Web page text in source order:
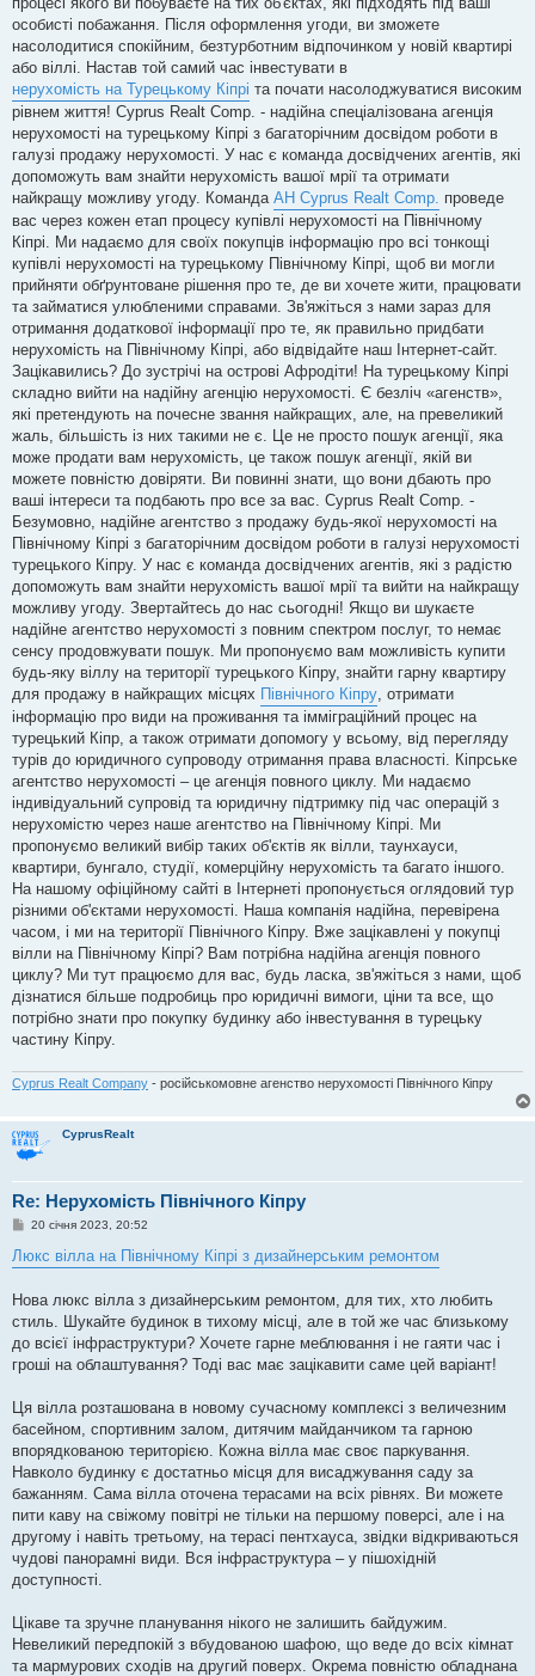
особисті побажання. Після оформлення угоди, ви зможете
насолодитися спокійним, безтурботним відпочинком у новій квартирі
або віллі. Настав той самий час інвестувати в
нерухомість на Турецькому Кіпрі та почати насолоджуватися високим
рівнем життя! Cyprus Realt Comp. - надійна спеціалізована агенція
нерухомості на турецькому Кіпрі з багаторічним досвідом роботи в
галузі продажу нерухомості. У нас є команда досвідчених агентів, які
допоможуть вам знайти нерухомість вашої мрії та отримати
найкращу можливу угоду. Команда АН Cyprus Realt Comp. проведе
вас через кожен етап процесу купівлі нерухомості на Північному
Кіпрі. Ми надаємо для своїх покупців інформацію про всі тонкощі
купівлі нерухомості на турецькому Північному Кіпрі, щоб ви могли
прийняти обґрунтоване рішення про те, де ви хочете жити, працювати
та займатися улюбленими справами. Зв'яжіться з нами зараз для
отримання додаткової інформації про те, як правильно придбати
нерухомість на Північному Кіпрі, або відвідайте наш Інтернет-сайт.
Зацікавились? До зустрічі на острові Афродіти! На турецькому Кіпрі
складно вийти на надійну агенцію нерухомості. Є безліч «агенств»,
які претендують на почесне звання найкращих, але, на превеликий
жаль, більшість із них такими не є. Це не просто пошук агенції, яка
може продати вам нерухомість, це також пошук агенції, якій ви
можете повністю довіряти. Ви повинні знати, що вони дбають про
ваші інтереси та подбають про все за вас. Cyprus Realt Comp. -
Безумовно, надійне агентство з продажу будь-якої нерухомості на
Північному Кіпрі з багаторічним досвідом роботи в галузі нерухомості
турецького Кіпру. У нас є команда досвідчених агентів, які з радістю
допоможуть вам знайти нерухомість вашої мрії та вийти на найкращу
можливу угоду. Звертайтесь до нас сьогодні! Якщо ви шукаєте
надійне агентство нерухомості з повним спектром послуг, то немає
сенсу продовжувати пошук. Ми пропонуємо вам можливість купити
будь-яку віллу на території турецького Кіпру, знайти гарну квартиру
для продажу в найкращих місцях Північного Кіпру , отримати
інформацію про види на проживання та імміграційний процес на
турецький Кіпр, а також отримати допомогу у всьому, від перегляду
турів до юридичного супроводу отримання права власності. Кіпрське
агентство нерухомості – це агенція повного циклу. Ми надаємо
індивідуальний супровід та юридичну підтримку під час операцій з
нерухомістю через наше агентство на Північному Кіпрі. Ми
пропонуємо великий вибір таких об'єктів як вілли, таунхауси,
квартири, бунгало, студії, комерційну нерухомість та багато іншого.
На нашому офіційному сайті в Інтернеті пропонується оглядовий тур
різними об'єктами нерухомості. Наша компанія надійна, перевірена
часом, і ми на території Північного Кіпру. Вже зацікавлені у покупці
вілли на Північному Кіпрі? Вам потрібна надійна агенція повного
циклу? Ми тут працюємо для вас, будь ласка, зв'яжіться з нами, щоб
дізнатися більше подробиць про юридичні вимоги, ціни та все, що
потрібно знати про покупку будинку або інвестування в турецьку
частину Кіпру.
Cyprus Realt Company - російськомовне агенство нерухомості Північного Кіпру
CyprusRealt
Re: Нерухомість Північного Кіпру
П
в
і
о
м
л
е
н
н
20 січня 2023, 20:52
Люкс вілла на Північному Кіпрі з дизайнерським ремонтом
Нова люкс вілла з дизайнерським ремонтом, для тих, хто любить
стиль. Шукайте будинок в тихому місці, але в той же час близькому
до всієї інфраструктури? Хочете гарне меблювання і не гаяти час і
гроші на облаштування? Тоді вас має зацікавити саме цей варіант!
Ця вілла розташована в новому сучасному комплексі з величезним
басейном, спортивним залом, дитячим майданчиком та гарною
впорядкованою територією. Кожна вілла має своє паркування.
Навколо будинку є достатньо місця для висаджування саду за
бажанням. Сама вілла оточена терасами на всіх рівнях. Ви можете
пити каву на свіжому повітрі не тільки на першому поверсі, але і на
другому і навіть третьому, на терасі пентхауса, звідки відкриваються
чудові панорамні види. Вся інфраструктура – у пішохідній
доступності.
Цікаве та зручне планування нікого не залишить байдужим.
Невеликий передпокій з вбудованою шафою, що веде до всіх кімнат
та мармурових сходів на другий поверх. Окрема повністю обладнана